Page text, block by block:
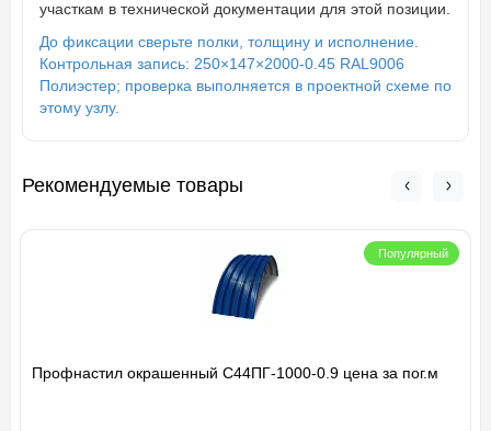
участкам в технической документации для этой позиции.
До фиксации сверьте полки, толщину и исполнение.
Контрольная запись: 250×147×2000-0.45 RAL9006
Полиэстер; проверка выполняется в проектной схеме по
этому узлу.
Рекомендуемые товары
Популярный
Профнастил окрашенный С44ПГ-1000-0.9 цена за пог.м